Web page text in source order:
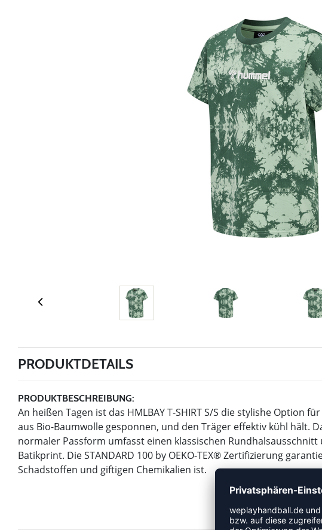
PRODUKTDETAILS
PRODUKTBESCHREIBUNG:
An heißen Tagen ist das HMLBAY T-SHIRT S/S die stylishe Option
aus Bio-Baumwolle gesponnen, und den Träger effektiv kühl hält.
normaler Passform umfasst einen klassischen
Batikprint. Die STANDARD 100 by OEKO-TEX® Zertifizierung
Schadstoffen und giftigen Chemikalien ist.